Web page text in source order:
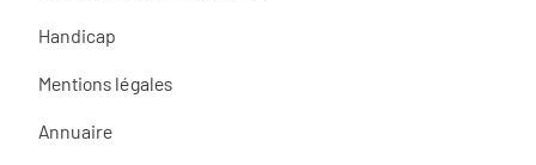
Handicap
Mentions légales
Annuaire